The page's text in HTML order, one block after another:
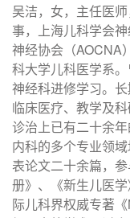
吴洁，女，主任医
事，上海儿科学会
神经协会（AOCNA
科大学儿科医学系
神经科进修学习。
临床医疗、教学及
诊治上已有二十余
内科的多个专业领
表论文二十余篇，
册》、《新生儿医
际儿科界权威专著